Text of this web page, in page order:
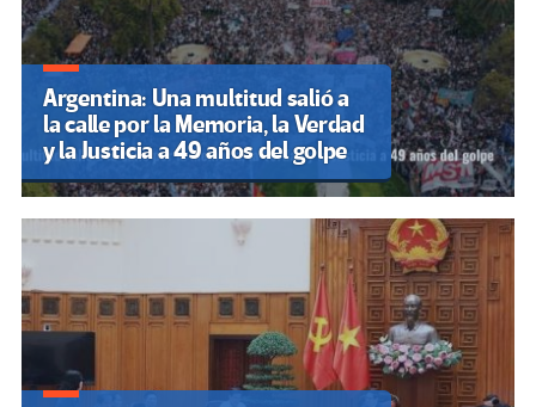
Argentina: Una multitud salió a
la calle por la Memoria, la Verdad
y la Justicia a 49 años del golpe